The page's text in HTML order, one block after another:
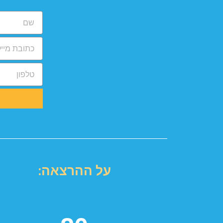
על ההרצאה: